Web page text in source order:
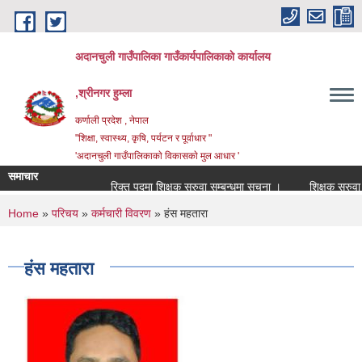
Skip to main content
अदानचुली गाउँपालिका गाउँकार्यपालिकाकाे कार्यालय
,श्रीनगर हुम्ला
कर्णाली प्रदेश , नेपाल
"शिक्षा, स्वास्थ्य, कृषि, पर्यटन र पूर्वाधार "
'अदानचुली गाउँपालिकाकाे विकासकाे मुल आधार '
समाचार
रिक्त पदमा शिक्षक सरुवा सम्बन्धमा सूचना ।
शिक्षक सरुवा
You are here
Home » परिचय » कर्मचारी विवरण » हंस महतारा
हंस महतारा